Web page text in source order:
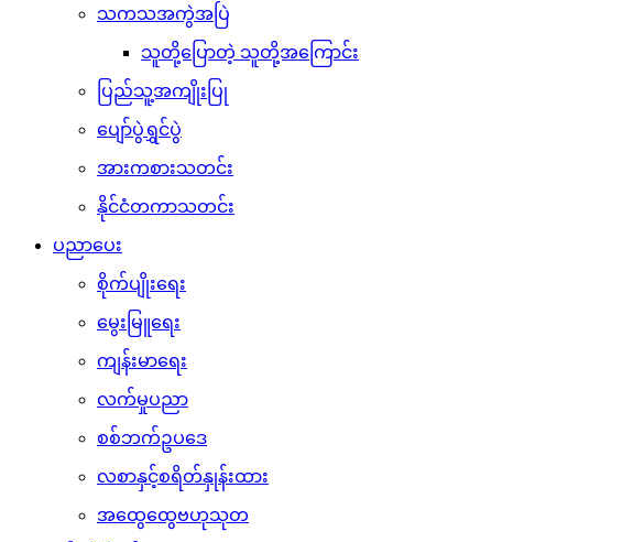
သကသအကွဲအပြဲ
သူတို့ပြောတဲ့ သူတို့အကြောင်း
ပြည်သူ့အကျိုးပြု
ပျော်ပွဲရွှင်ပွဲ
အားကစားသတင်း
နိုင်ငံတကာသတင်း
ပညာပေး
စိုက်ပျိုးရေး
မွေးမြူရေး
ကျန်းမာရေး
လက်မှုပညာ
စစ်ဘက်ဥပဒေ
လစာနှင့်စရိတ်နှုန်းထား
အထွေထွေဗဟုသုတ